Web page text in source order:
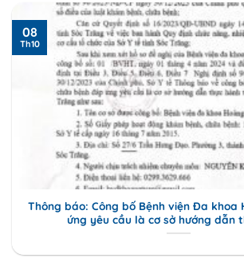
Thông báo: Công bố Bệnh viện Đa khoa
ứng yêu cầu là cơ sở hướng dẫn
08
Th10